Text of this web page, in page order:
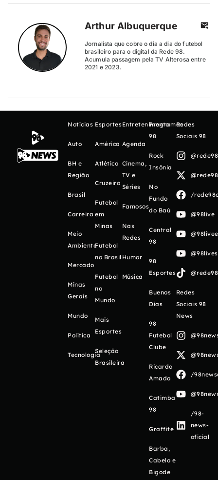
Arthur Albuquerque
Jornalista que cobre o dia a dia do futebol
brasileiro para o digital da Rede 98.
Acumula passagem pela TV Alterosa entre
2021 e 2023.
Notícias
Auto
BH e
Região
Brasil
Carreira
Meio
Ambiente
Mercado
Minas
Gerais
Mundo
Política
Tecnologia
Esportes
América
Atlético
Cruzeiro
Futebol
em
Minas
Futebol
no Brasil
Futebol
no
Mundo
Mais
Esportes
Seleção
Brasileira
Entretenimento
Agenda
Cinema,
TV e
Séries
Famosos
Nas
Redes
Humor
Música
Programas
98
Rock
Insônia
No
Fundo
do Baú
Central
98
98
Esportes
Buenos
Días
98
Futebol
Clube
Ricardo
Amado
Catimba
98
Graffite
Barba,
Cabelo e
Bigode
Redes
Sociais 98
/
@98live
Redes
Sociais 98
News
/
/98-
news-
oficial